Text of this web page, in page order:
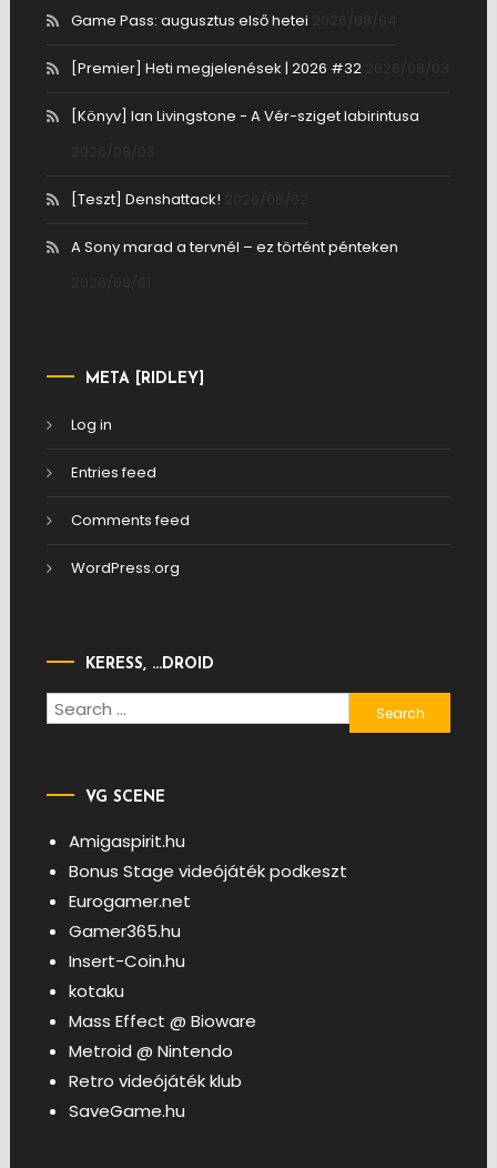
Game Pass: augusztus első hetei
[Premier] Heti megjelenések | 2026 #32
[Könyv] Ian Livingstone - A Vér-sziget labirintusa
[Teszt] Denshattack!
A Sony marad a tervnél – ez történt pénteken
META [RIDLEY]
Log in
Entries feed
Comments feed
WordPress.org
KERESS, …DROID
Search
for:
VG SCENE
Amigaspirit.hu
Bonus Stage videójáték podkeszt
Eurogamer.net
Gamer365.hu
Insert-Coin.hu
kotaku
Mass Effect @ Bioware
Metroid @ Nintendo
Retro videójáték klub
SaveGame.hu